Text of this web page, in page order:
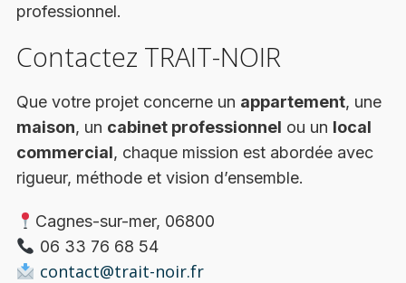
professionnel.
Contactez TRAIT-NOIR
Que votre projet concerne un appartement, une
maison, un cabinet professionnel ou un local
commercial, chaque mission est abordée avec
rigueur, méthode et vision d’ensemble.
Cagnes-sur-mer, 06800
06 33 76 68 54
contact@trait-noir.fr